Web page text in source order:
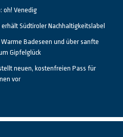
oh! Venedig
erhält Südtiroler Nachhaltigkeitslabel
Warme Badeseen und über sanfte
Gipfelglück
neuen, kostenfreien Pass für
vor